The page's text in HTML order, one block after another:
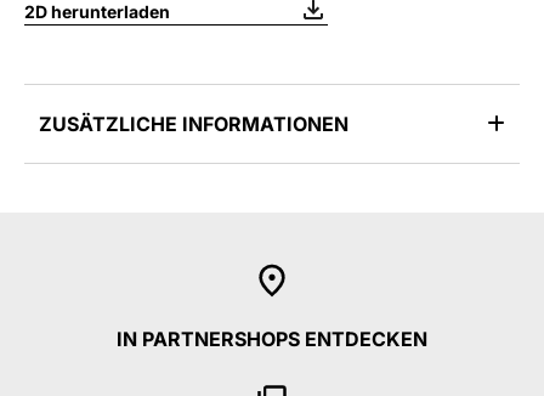
2D herunterladen
ZUSÄTZLICHE INFORMATIONEN
IN PARTNERSHOPS ENTDECKEN